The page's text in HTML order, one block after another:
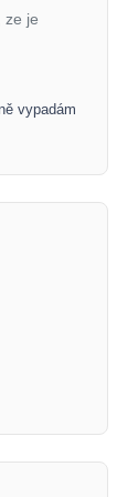
ze je
vypadám